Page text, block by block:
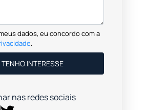
dados, eu concordo com a
.
TENHO INTERESSE
nas redes sociais